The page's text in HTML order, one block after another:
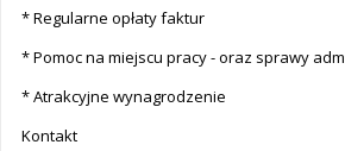
* Regularne opłaty faktur
* Pomoc na miejscu pracy - oraz sprawy
* Atrakcyjne wynagrodzenie
Kontakt